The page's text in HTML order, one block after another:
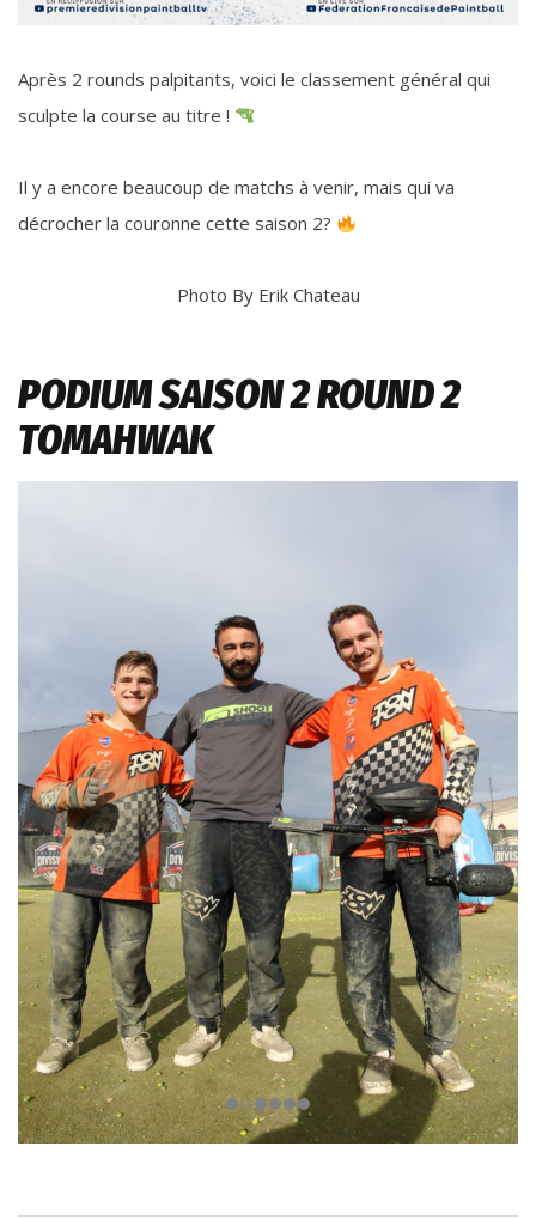
Après 2 rounds palpitants, voici le classement général qui
sculpte la course au titre !
Il y a encore beaucoup de matchs à venir, mais qui va
décrocher la couronne cette saison 2?
Photo By Erik Chateau
PODIUM SAISON 2 ROUND 2
TOMAHWAK